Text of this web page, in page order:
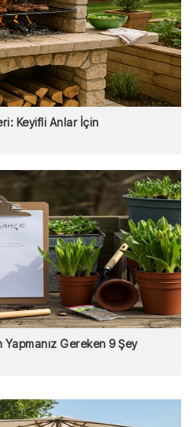
Keyifli Anlar İçin
Gereken 9 Şey